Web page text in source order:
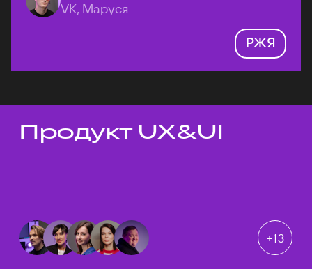
VK, Маруся
РЖЯ
Темы докладов
Продукт UX&UI
+13